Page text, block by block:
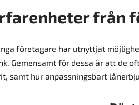
från
företagare har utnyttjat
Gemensamt för dessa är att de
samt hur anpassningsbart